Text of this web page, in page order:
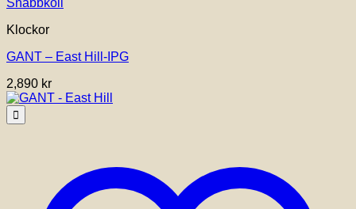
Snabbkoll
Klockor
GANT – East Hill-IPG
2,890 kr